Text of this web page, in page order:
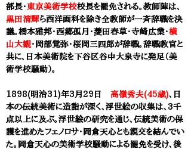
部長・東京美術学校校長を罷免される。教師陣は、
黒田清輝ら西洋画科を除き全教師が一斉辞職を決
議。橋本雅邦・西郷孤月・菱田春草・寺崎広業・横
山大観・岡部覚弥・桜岡三四郎が辞職。辞職教官と
共に、日本美術院を下谷区谷中大泉寺に発足（美
術学校騒動）。
1898(明治31)年3月29日 高嶺秀夫(45歳)、日
本の伝統美術に造詣が深く、浮世絵の収集は、3千
点以上に及ぶ。浮世絵の研究を通じ、伝統美術の保
護を進めたフェノロサ・ 岡倉天心とも親交を結んでい
た。岡倉天心の美術学校騒動による罷免を受け、後